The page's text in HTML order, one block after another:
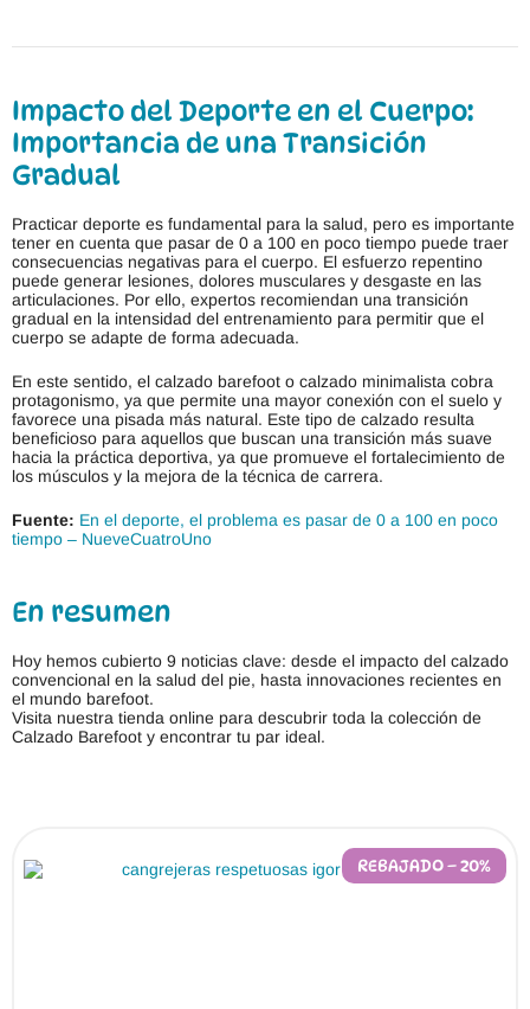
Impacto del Deporte en el Cuerpo:
Importancia de una Transición
Gradual
Practicar deporte es fundamental para la salud, pero es importante
tener en cuenta que pasar de 0 a 100 en poco tiempo puede traer
consecuencias negativas para el cuerpo. El esfuerzo repentino
puede generar lesiones, dolores musculares y desgaste en las
articulaciones. Por ello, expertos recomiendan una transición
gradual en la intensidad del entrenamiento para permitir que el
cuerpo se adapte de forma adecuada.
En este sentido, el calzado barefoot o calzado minimalista cobra
protagonismo, ya que permite una mayor conexión con el suelo y
favorece una pisada más natural. Este tipo de calzado resulta
beneficioso para aquellos que buscan una transición más suave
hacia la práctica deportiva, ya que promueve el fortalecimiento de
los músculos y la mejora de la técnica de carrera.
Fuente: En el deporte, el problema es pasar de 0 a 100 en poco
tiempo – NueveCuatroUno
En resumen
Hoy hemos cubierto 9 noticias clave: desde el impacto del calzado
convencional en la salud del pie, hasta innovaciones recientes en
el mundo barefoot.
Visita nuestra tienda online para descubrir toda la colección de
Calzado Barefoot y encontrar tu par ideal.
REBAJADO – 20%